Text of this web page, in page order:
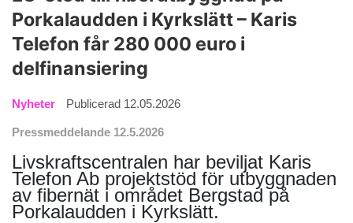
Porkalaudden i Kyrkslätt – Karis
Telefon får 280 000 euro i
delfinansiering
Nyheter Publicerad 12.05.2026
Pressmeddelande 12.5.2026
Livskraftscentralen har beviljat Karis
Telefon Ab projektstöd för utbyggnaden
av fibernät i området Bergstad på
Porkalaudden i Kyrkslätt.